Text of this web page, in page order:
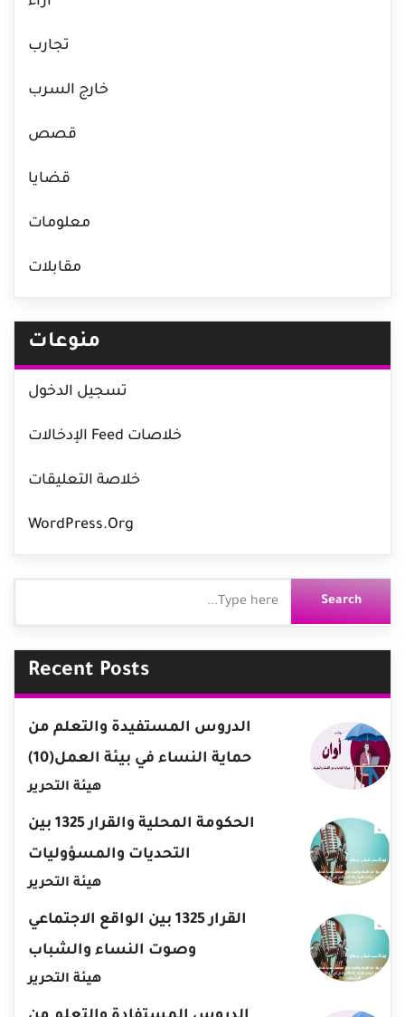
تجارب
خارج السرب
قصص
قضايا
معلومات
مقابلات
منوعات
تسجيل الدخول
خلاصات Feed الإدخالات
خلاصة التعليقات
WordPress.org
Recent Posts
الدروس المستفيدة والتعلم من
حماية النساء في بيئة العمل(10)
هيئة التحرير
الحكومة المحلية والقرار 1325 بين
التحديات والمسؤوليات
هيئة التحرير
القرار 1325 بين الواقع الاجتماعي
وصوت النساء والشباب
هيئة التحرير